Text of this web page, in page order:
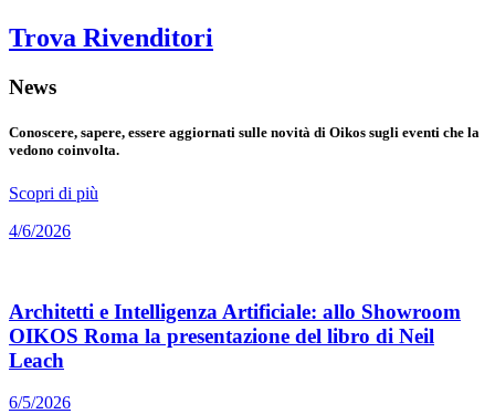
Trova Rivenditori
News
Conoscere, sapere, essere aggiornati sulle novità di Oikos sugli eventi che la
vedono coinvolta.
Scopri di più
4/6/2026
Architetti e Intelligenza Artificiale: allo Showroom
OIKOS Roma la presentazione del libro di Neil
Leach
6/5/2026